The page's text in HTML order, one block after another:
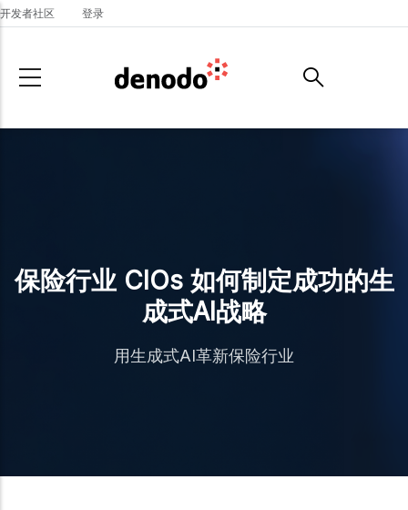
Skip to main content
开发者社区 登录
保险行业 CIOs 如何制定成功的生
成式AI战略
用生成式AI革新保险行业